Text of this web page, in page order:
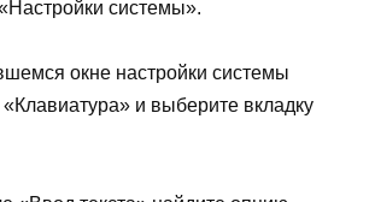
системы».
окне настройки системы
и выберите вкладку